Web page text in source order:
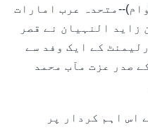
23 ستمبر، 2025 (وام)--متحدہ عرب امارات
زاید النہیان نے قصر
کے ایک وفد سے
صدر عزت مآب محمد
اس اہم کردار پر